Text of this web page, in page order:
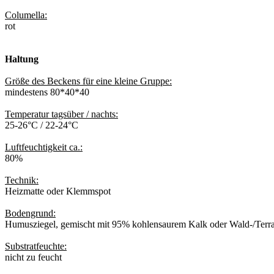
Columella:
rot
Haltung
Größe des Beckens für eine kleine Gruppe:
mindestens 80*40*40
Temperatur tagsüber / nachts:
25-26°C / 22-24°C
Luftfeuchtigkeit ca.:
80%
Technik:
Heizmatte oder Klemmspot
Bodengrund:
Humusziegel, gemischt mit 95% kohlensaurem Kalk oder Wald-/
Substratfeuchte:
nicht zu feucht